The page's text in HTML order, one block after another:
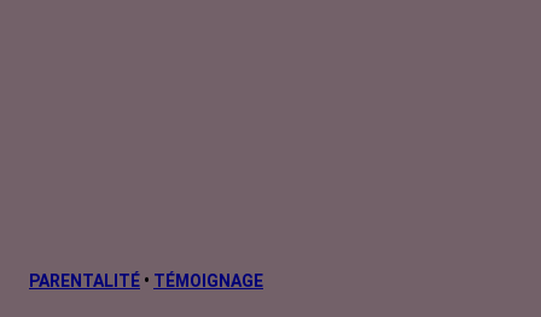
PARENTALITÉ • TÉMOIGNAGE